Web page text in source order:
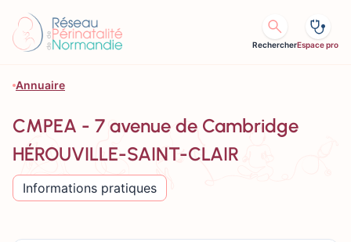
RechercherEspace pro
Annuaire
CMPEA - 7 avenue de Cambridge
HÉROUVILLE-SAINT-CLAIR
Informations pratiques